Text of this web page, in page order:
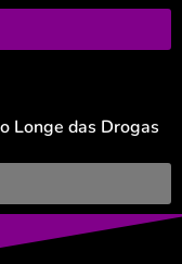
Longe das Drogas